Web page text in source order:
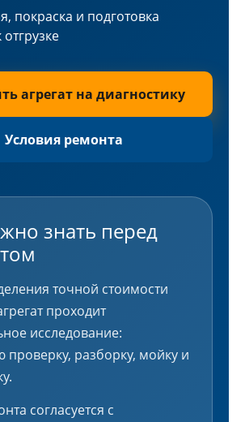
покраска и подготовка
отгрузке
агрегат на диагностику
Условия ремонта
знать перед
точной стоимости
проходит
исследование:
проверку, разборку, мойку и
согласуется с